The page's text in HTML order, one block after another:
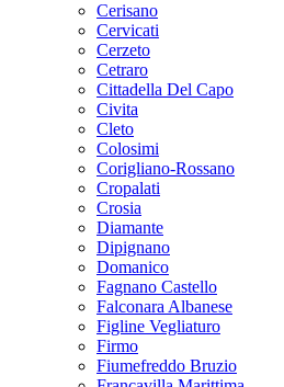
Cerisano
Cervicati
Cerzeto
Cetraro
Cittadella Del Capo
Civita
Cleto
Colosimi
Corigliano-Rossano
Cropalati
Crosia
Diamante
Dipignano
Domanico
Fagnano Castello
Falconara Albanese
Figline Vegliaturo
Firmo
Fiumefreddo Bruzio